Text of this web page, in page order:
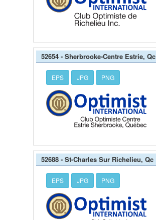
52654 - Sherbrooke-Centre Estrie, Qc
EPS JPG PNG
52688 - St-Charles Sur Richelieu, Qc
EPS JPG PNG